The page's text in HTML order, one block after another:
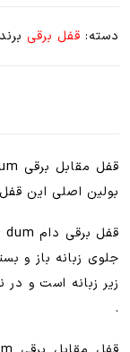
دسته: قفل برقی
بولین اصلی این
زیر زبانه است و
.